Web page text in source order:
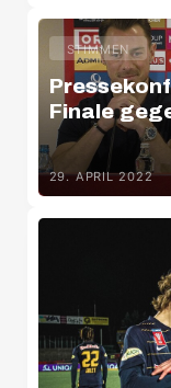
STIMMEN
Finale
29. APRIL 2022